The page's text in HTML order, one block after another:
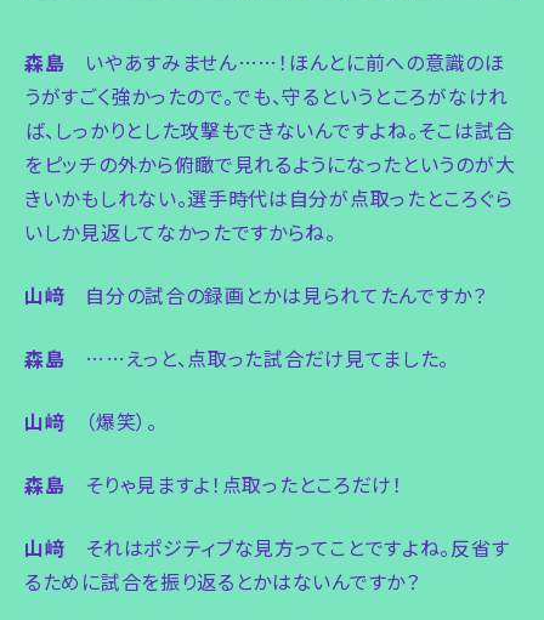
森島 いやあすみません……！ほんとに前への意識のほ
うがすごく強かったので。でも、守るというところがなけれ
ば、しっかりとした攻撃もできないんですよね。そこは試合
をピッチの外から俯瞰で見れるようになったというのが大
きいかもしれない。選手時代は自分が点取ったところぐら
いしか見返してなかったですからね。
山﨑 自分の試合の録画とかは見られてたんですか？
森島 ……えっと、点取った試合だけ見てました。
山﨑 （爆笑）。
森島 そりゃ見ますよ！点取ったところだけ！
山﨑 それはポジティブな見方ってことですよね。反省す
るために試合を振り返るとかはないんですか？